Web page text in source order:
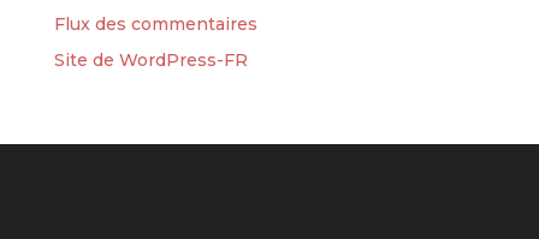
Flux des commentaires
Site de WordPress-FR